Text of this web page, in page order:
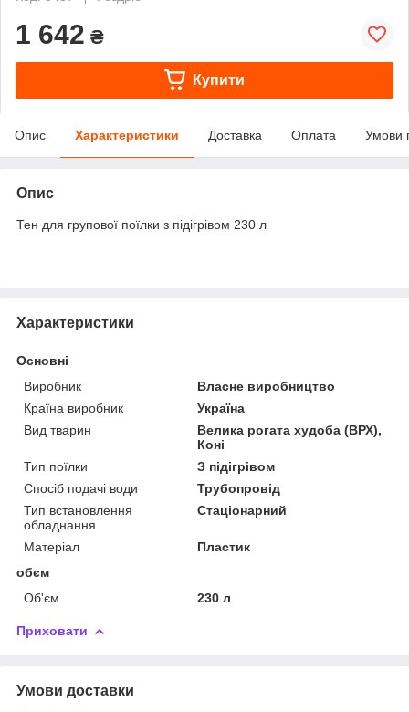
1 642 ₴
Купити
Опис Характеристики Доставка Оплата Умови
Опис
Тен для групової поїлки з підігрівом 230 л
Характеристики
Основні
Виробник
Власне виробництво
Країна виробник
Україна
Вид тварин
Велика рогата худоба (ВРХ),
Коні
Тип поїлки
З підігрівом
Спосіб подачі води
Трубопровід
Тип встановлення
обладнання
Стаціонарний
Матеріал
Пластик
обєм
Об'єм
230 л
Приховати
Умови доставки